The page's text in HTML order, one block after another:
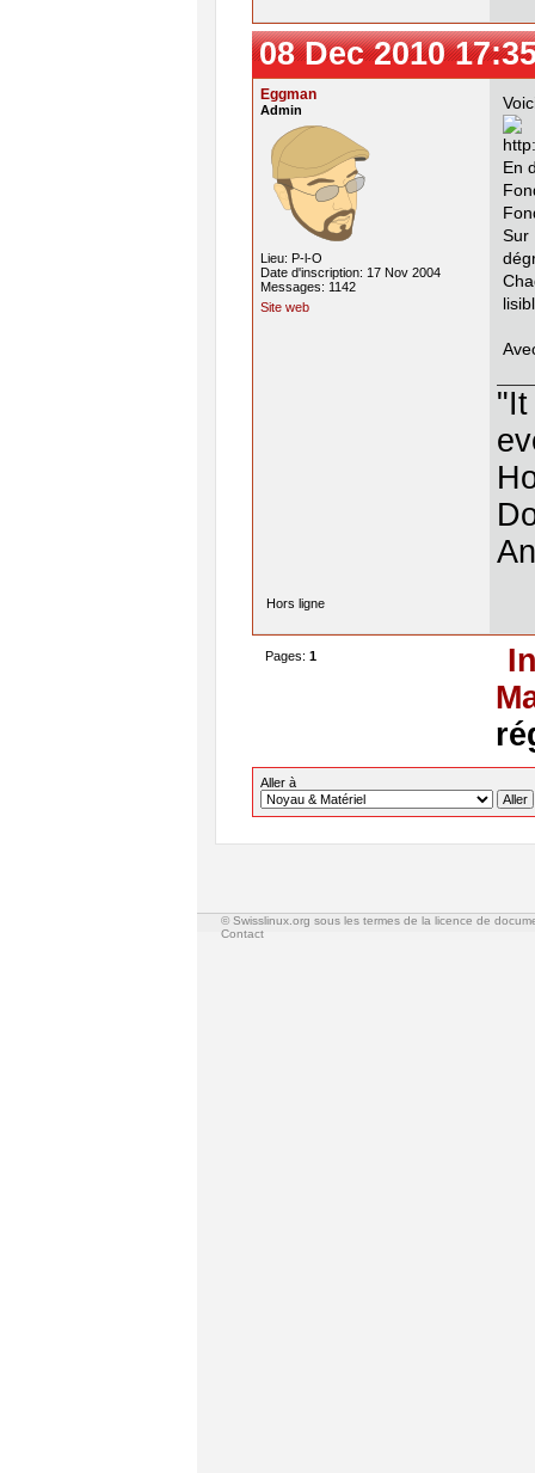
08 Dec 2010
Eggman
Admin
Lieu: P-l-O
Date d'inscription: 17 Nov 2004
Messages: 1142
Site web
En
Sur
"It
Hors ligne
Pages: 1
Aller à
© Swisslinux.org sous les termes de la licence de
Contact